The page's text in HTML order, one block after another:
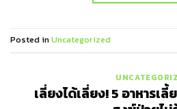
Posted inUncategorized
เลี่ยงได้เลี่ยง! 5 อาหารเ